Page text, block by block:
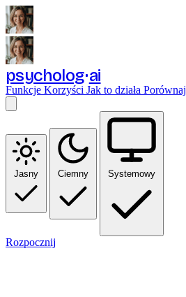
psycholog ai
Funkcje Korzyści Jak to działa Porównaj
Jasny Ciemny Systemowy
Rozpocznij